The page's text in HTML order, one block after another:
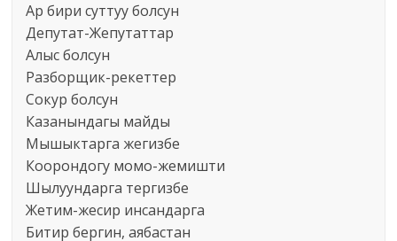
Ар бири суттуу болсун
Депутат-Жепутаттар
Алыс болсун
Разборщик-рекеттер
Сокур болсун
Казанындагы майды
Мышыктарга жегизбе
Коорондогу момо-жемишти
Шылуундарга тергизбе
Жетим-жесир инсандарга
Битир бергин, аябастан